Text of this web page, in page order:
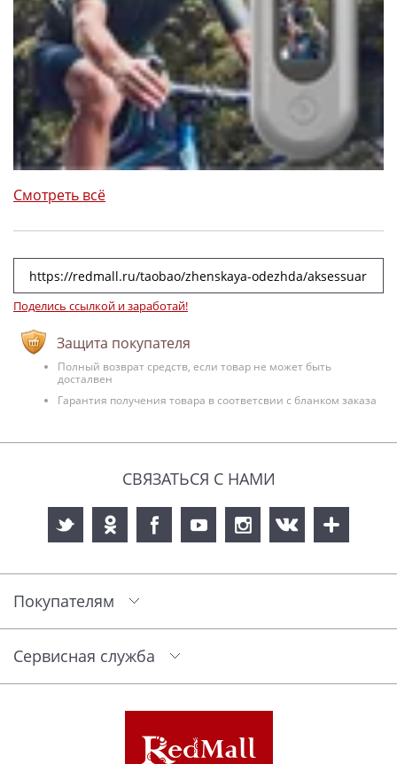
Смотреть всё
Поделись ссылкой и заработай!
Защита покупателя
Полный возврат средств, если товар не может быть
досталвен
Гарантия получения товара в соответсвии с бланком заказа
СВЯЗАТЬСЯ С НАМИ
Покупателям
Сервисная служба